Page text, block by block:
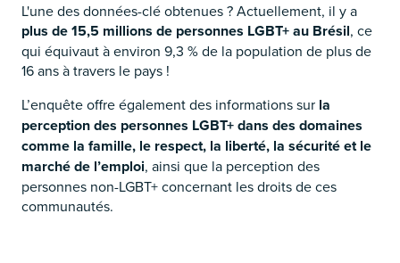
L'une des données-clé obtenues ? Actuellement, il y a
plus de 15,5 millions de personnes LGBT+ au Brésil, ce
qui équivaut à environ 9,3 % de la population de plus de
16 ans à travers le pays !
L’enquête offre également des informations sur la
perception des personnes LGBT+ dans des domaines
comme la famille, le respect, la liberté, la sécurité et le
marché de l’emploi, ainsi que la perception des
personnes non-LGBT+ concernant les droits de ces
communautés.